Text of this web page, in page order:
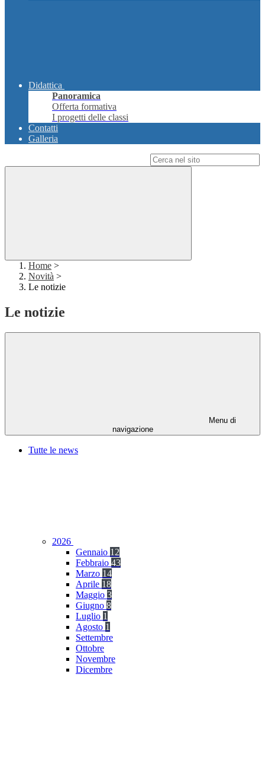
Didattica
Panoramica
Offerta formativa
I progetti delle classi
Contatti
Galleria
Home >
Novità >
Le notizie
Le notizie
Menu di
navigazione
Tutte le news
2026
Gennaio 12
Febbraio 43
Marzo 14
Aprile 18
Maggio 3
Giugno 8
Luglio 1
Agosto 1
Settembre
Ottobre
Novembre
Dicembre